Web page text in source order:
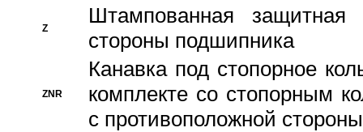
Z
Штампованная
стороны подшипника
ZNR
Канавка под стопорное
комплекте со стопорным
с противоположной стороны